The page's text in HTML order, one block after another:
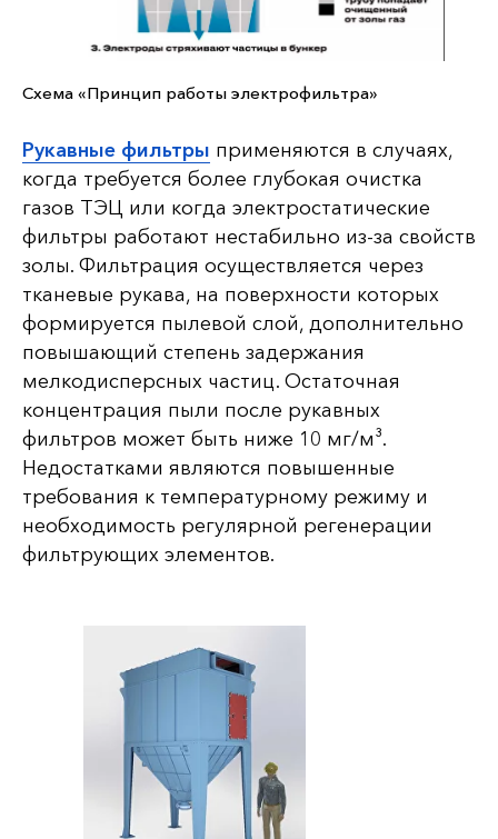
Схема «Принцип работы электрофильтра»
Рукавные фильтры применяются в случаях,
когда требуется более глубокая очистка
газов ТЭЦ или когда электростатические
фильтры работают нестабильно из-за свойств
золы. Фильтрация осуществляется через
тканевые рукава, на поверхности которых
формируется пылевой слой, дополнительно
повышающий степень задержания
мелкодисперсных частиц. Остаточная
концентрация пыли после рукавных
фильтров может быть ниже 10 мг/м³.
Недостатками являются повышенные
требования к температурному режиму и
необходимость регулярной регенерации
фильтрующих элементов.